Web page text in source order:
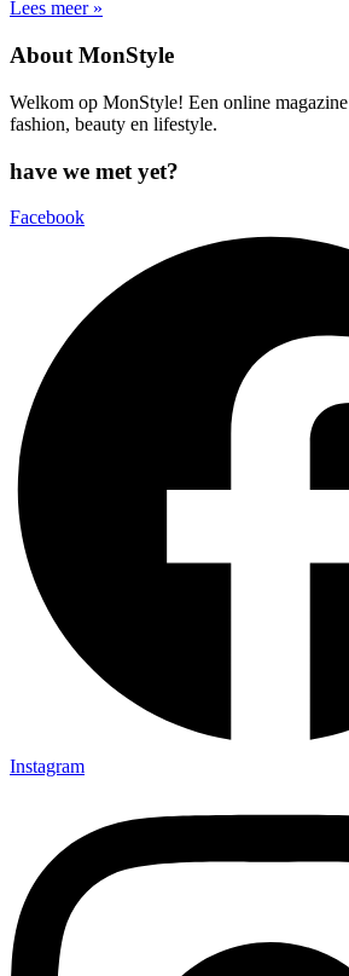
Lees meer »
About MonStyle
Welkom op MonStyle! Een online
fashion, beauty en lifestyle.
have we met yet?
Facebook
Instagram